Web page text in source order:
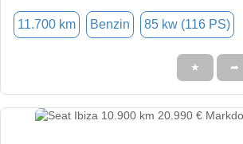
11.700 km Benzin 85 kw (116 PS)
★ ➦